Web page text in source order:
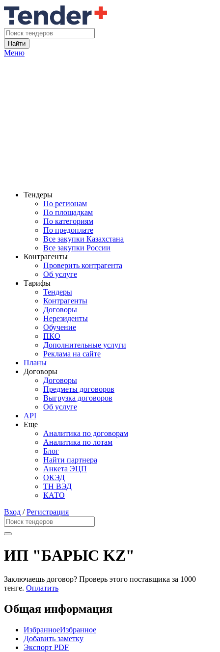
Найти
Меню
Тендеры
По регионам
По площадкам
По категориям
По предоплате
Все закупки Казахстана
Все закупки России
Контрагенты
Проверить контрагента
Об услуге
Тарифы
Тендеры
Контрагенты
Договоры
Нерезиденты
Обучение
ПКО
Дополнительные услуги
Реклама на сайте
Планы
Договоры
Договоры
Предметы договоров
Выгрузка договоров
Об услуге
API
Еще
Аналитика по договорам
Аналитика по лотам
Блог
Найти партнера
Анкета ЭЦП
ОКЭД
ТН ВЭД
КАТО
Вход /Регистрация
ИП "БАРЫС KZ"
Заключаешь договор? Проверь этого поставщика за 1000
тенге. Оплатить
Общая информация
ИзбранноеИзбранное
Добавить заметку
Экспорт PDF